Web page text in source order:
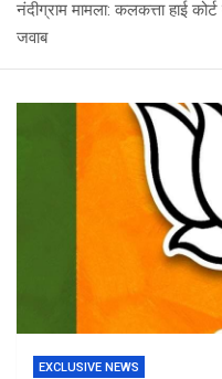
नंदीग्राम मामला: कलकत्ता हाई
जवाब
EXCLUSIVE NEWS